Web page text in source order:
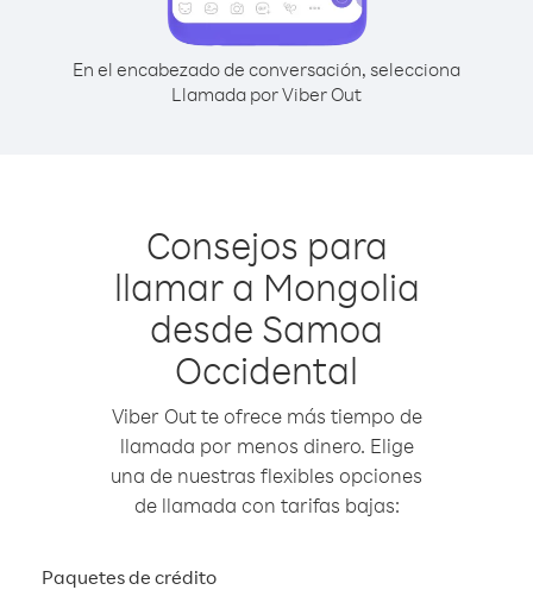
En el encabezado de conversación, selecciona
Llamada por Viber Out
Consejos para
llamar a Mongolia
desde Samoa
Occidental
Viber Out te ofrece más tiempo de
llamada por menos dinero. Elige
una de nuestras flexibles opciones
de llamada con tarifas bajas:
Paquetes de crédito